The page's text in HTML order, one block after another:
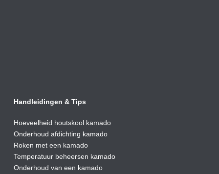
Handleidingen & Tips
Hoeveelheid houtskool kamado
Onderhoud afdichting kamado
Roken met een kamado
Temperatuur beheersen kamado
Onderhoud van een kamado